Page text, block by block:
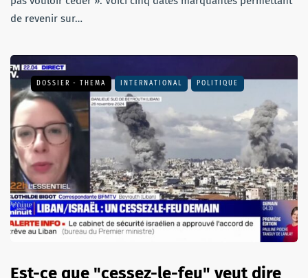
de revenir sur…
DOSSIER - THEMA INTERNATIONAL POLITIQUE
Est-ce que "cessez-le-feu" veut dire